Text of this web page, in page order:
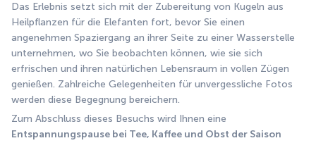
Das Erlebnis setzt sich mit der Zubereitung von Kugeln aus
Heilpflanzen für die Elefanten fort, bevor Sie einen
angenehmen Spaziergang an ihrer Seite zu einer Wasserstelle
unternehmen, wo Sie beobachten können, wie sie sich
erfrischen und ihren natürlichen Lebensraum in vollen Zügen
genießen. Zahlreiche Gelegenheiten für unvergessliche Fotos
werden diese Begegnung bereichern.